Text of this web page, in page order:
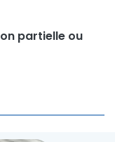
partielle ou